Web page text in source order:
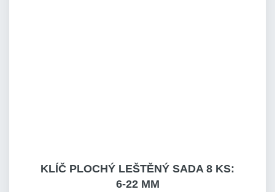
KLÍČ PLOCHÝ LEŠTĚNÝ SADA 8 KS:
6-22 MM